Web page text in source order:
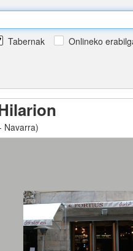
Tabernak Onlineko
Navarra)